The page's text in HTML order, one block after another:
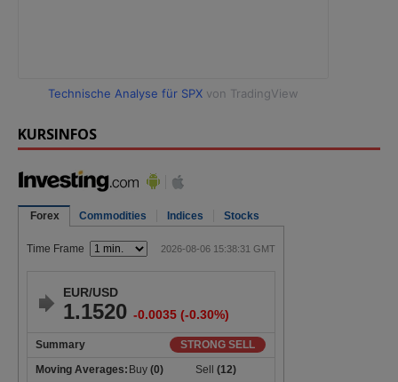
Technische Analyse für SPX von TradingView
KURSINFOS